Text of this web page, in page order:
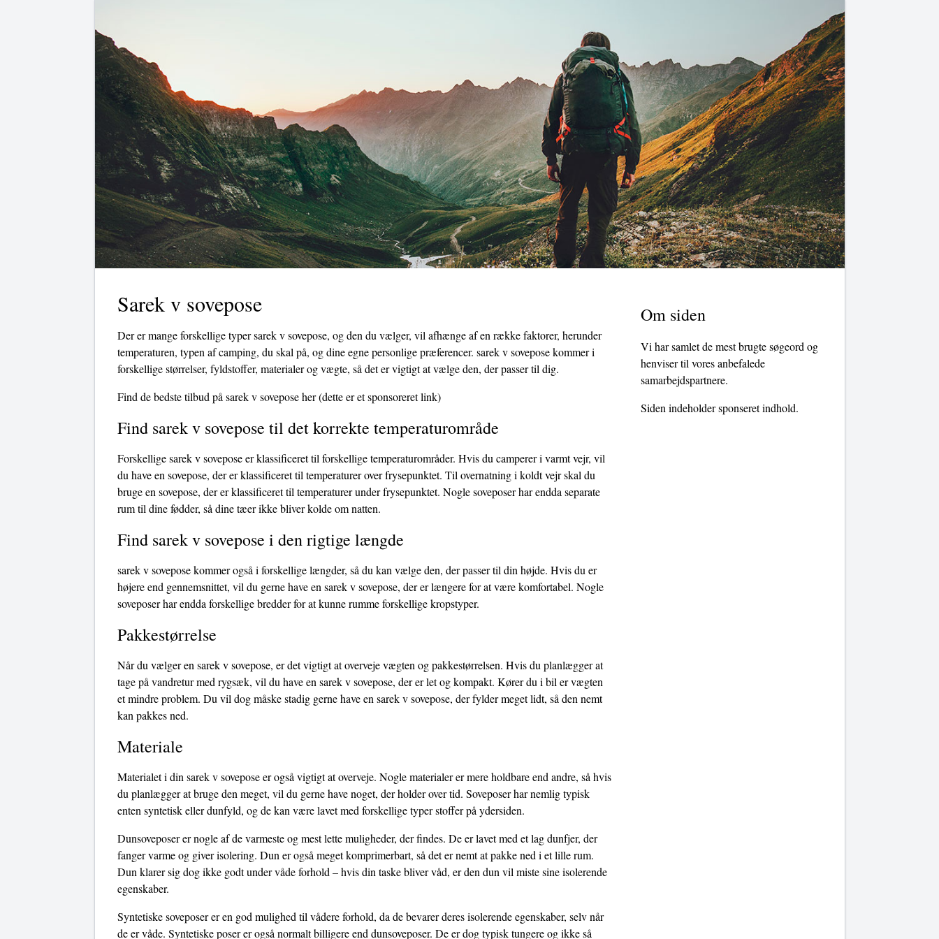
Sarek v sovepose
Der er mange forskellige typer sarek v sovepose, og den du vælger, vil afhænge af en række faktorer, herunder
temperaturen, typen af ​​camping, du skal på, og dine egne personlige præferencer. sarek v sovepose kommer i
forskellige størrelser, fyldstoffer, materialer og vægte, så det er vigtigt at vælge den, der passer til dig.
Find de bedste tilbud på sarek v sovepose her(dette er et sponsoreret link)
Find sarek v sovepose til det korrekte temperaturområde
Forskellige sarek v sovepose er klassificeret til forskellige temperaturområder. Hvis du camperer i varmt vejr, vil
du have en sovepose, der er klassificeret til temperaturer over frysepunktet. Til overnatning i koldt vejr skal du
bruge en sovepose, der er klassificeret til temperaturer under frysepunktet. Nogle soveposer har endda separate
rum til dine fødder, så dine tæer ikke bliver kolde om natten.
Find sarek v sovepose i den rigtige længde
sarek v sovepose kommer også i forskellige længder, så du kan vælge den, der passer til din højde. Hvis du er
højere end gennemsnittet, vil du gerne have en sarek v sovepose, der er længere for at være komfortabel. Nogle
soveposer har endda forskellige bredder for at kunne rumme forskellige kropstyper.
Pakkestørrelse
Når du vælger en sarek v sovepose, er det vigtigt at overveje vægten og pakkestørrelsen. Hvis du planlægger at
tage på vandretur med rygsæk, vil du have en sarek v sovepose, der er let og kompakt. Kører du i bil er vægten
et mindre problem. Du vil dog måske stadig gerne have en sarek v sovepose, der fylder meget lidt, så den nemt
kan pakkes ned.
Materiale
Materialet i din sarek v sovepose er også vigtigt at overveje. Nogle materialer er mere holdbare end andre, så hvis
du planlægger at bruge den meget, vil du gerne have noget, der holder over tid. Soveposer har nemlig typisk
enten syntetisk eller dunfyld, og de kan være lavet med forskellige typer stoffer på ydersiden.
Dunsoveposer er nogle af de varmeste og mest lette muligheder, der findes. De er lavet med et lag dunfjer, der
fanger varme og giver isolering. Dun er også meget komprimerbart, så det er nemt at pakke ned i et lille rum.
Dun klarer sig dog ikke godt under våde forhold – hvis din taske bliver våd, er den dun vil miste sine isolerende
egenskaber.
Syntetiske soveposer er en god mulighed til vådere forhold, da de bevarer deres isolerende egenskaber, selv når
de er våde. Syntetiske poser er også normalt billigere end dunsoveposer. De er dog typisk tungere og ikke så
Om siden
Vi har samlet de mest brugte søgeord og
henviser til vores anbefalede
samarbejdspartnere.
Siden indeholder sponseret indhold.